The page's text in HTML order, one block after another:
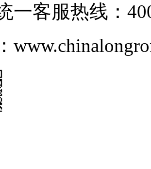
一客服热线：